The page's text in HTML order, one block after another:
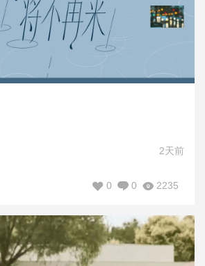
2天前
2235
0
0